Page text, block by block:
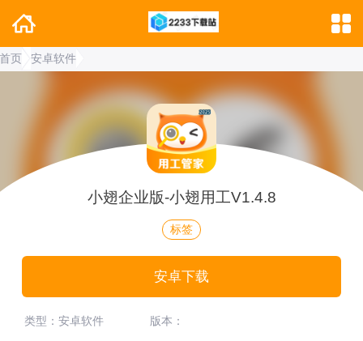
页 安卓软件
小翅企业版-小翅用工V1.4.8
标签
安卓下载
类型：安卓软件 版本：